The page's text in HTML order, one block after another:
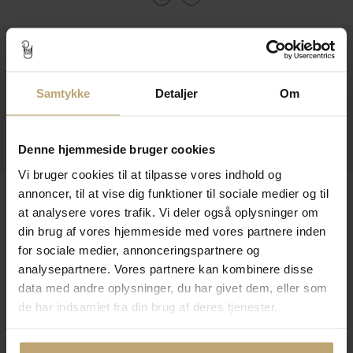
Samtykke Detaljer Om
Denne hjemmeside bruger cookies
Vi bruger cookies til at tilpasse vores indhold og
annoncer, til at vise dig funktioner til sociale medier og til
at analysere vores trafik. Vi deler også oplysninger om
din brug af vores hjemmeside med vores partnere inden
for sociale medier, annonceringspartnere og
analysepartnere. Vores partnere kan kombinere disse
data med andre oplysninger, du har givet dem, eller som
de har indsamlet fra din brug af deres tjenester.
Kontakt
Information
Praktiske Sider
Leveringsmuligheder
Betalingsmuligheder